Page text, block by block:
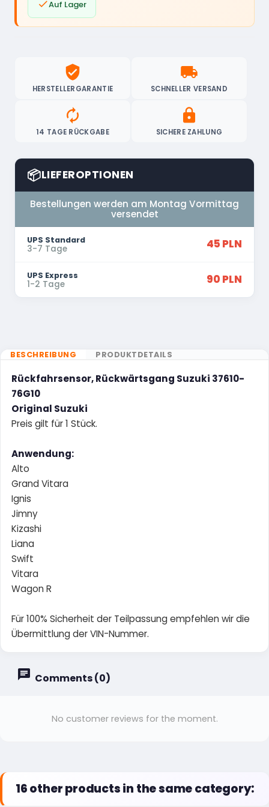
Auf Lager
verified_user
HERSTELLERGARANTIE
local_shipping
SCHNELLER VERSAND
autorenew
14 TAGE RÜCKGABE
lock
SICHERE ZAHLUNG
📦LIEFEROPTIONEN
Bestellungen werden am Montag Vormittag
versendet
UPS Standard
3-7 Tage 45 PLN
UPS Express
1-2 Tage 90 PLN
BESCHREIBUNG PRODUKTDETAILS
Rückfahrsensor, Rückwärtsgang Suzuki 37610-
76G10
Original Suzuki
Preis gilt für 1 Stück.
Anwendung:
Alto
Grand Vitara
Ignis
Jimny
Kizashi
Liana
Swift
Vitara
Wagon R
Für 100% Sicherheit der Teilpassung empfehlen wir die
Übermittlung der VIN-Nummer.
Comments (0)
No customer reviews for the moment.
16 other products in the same category: